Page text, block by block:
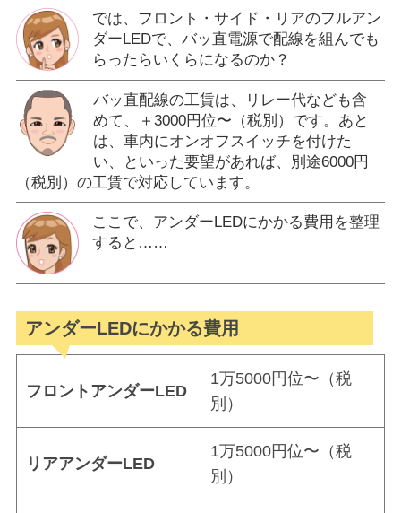
では、フロント・サイド・リアのフルアン
ダーLEDで、バッ直電源で配線を組んでも
らったらいくらになるのか？
バッ直配線の工賃は、リレー代なども含
めて、＋3000円位〜（税別）です。あと
は、車内にオンオフスイッチを付けた
い、といった要望があれば、別途6000円
（税別）の工賃で対応しています。
ここで、アンダーLEDにかかる費用を整理
すると……
アンダーLEDにかかる費用
フロントアンダーLED
1万5000円位〜（税
別）
リアアンダーLED
1万5000円位〜（税
別）